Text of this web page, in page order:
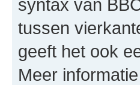
syntax van
tussen
geeft het ook
Meer